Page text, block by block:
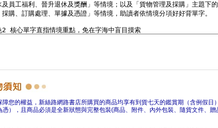
障您的權益，新絲路網路書店所購買的商品均享有到貨七天的鑑賞期（含例假日
憑），且商品必須是全新狀態與完整包裝(商品、附件、內外包裝、隨貨文件、贈